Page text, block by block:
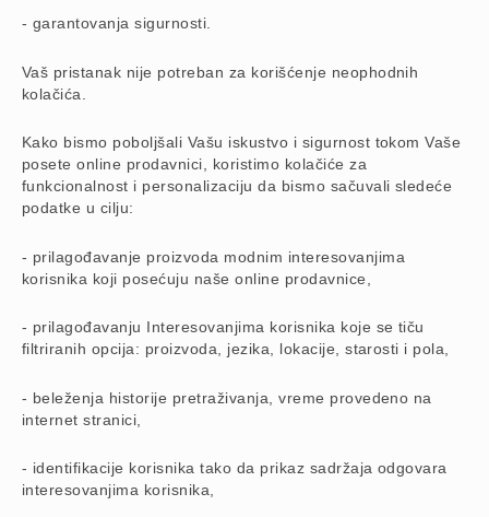
- garantovanja sigurnosti.
Vaš pristanak nije potreban za korišćenje neophodnih
kolačića.
Kako bismo poboljšali Vašu iskustvo i sigurnost tokom Vaše
posete online prodavnici, koristimo kolačiće za
funkcionalnost i personalizaciju da bismo sačuvali sledeće
podatke u cilju:
- prilagođavanje proizvoda modnim interesovanjima
korisnika koji posećuju naše online prodavnice,
- prilagođavanju Interesovanjima korisnika koje se tiču
filtriranih opcija: proizvoda, jezika, lokacije, starosti i pola,
- beleženja historije pretraživanja, vreme provedeno na
internet stranici,
- identifikacije korisnika tako da prikaz sadržaja odgovara
interesovanjima korisnika,